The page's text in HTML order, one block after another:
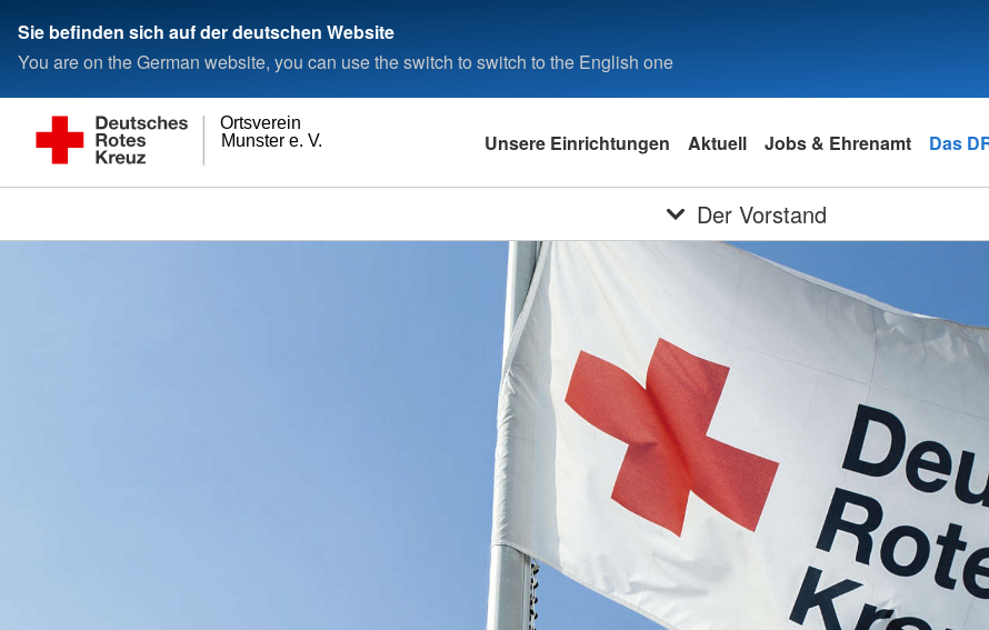
Sie befinden sich auf der deutschen Website
You are on the German website, you can use the switch to switch to the English one
Munster e. V.
Ortsverein
Unsere Einrichtungen Aktuell Jobs & Ehrenamt Das
Der Vorstand